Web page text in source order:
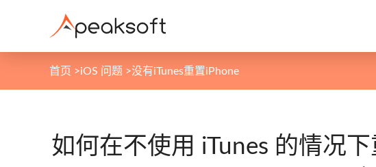
首页 >iOS 问题 >没有iTunes重置iPhone
如何在不使用 iTunes 的情况